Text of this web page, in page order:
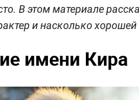
В этом материале
и насколько
имени Кира